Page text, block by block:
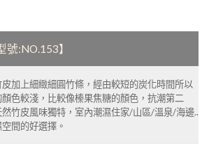
:NO.153】
皮加上細緻細圓竹條，經由較短的炭化時間所以
顏色較淺，比較像榛果焦糖的顏色，抗潮第二
然竹皮風味獨特，室內潮濕住家/山區/溫泉/海邊..
間的好選擇。